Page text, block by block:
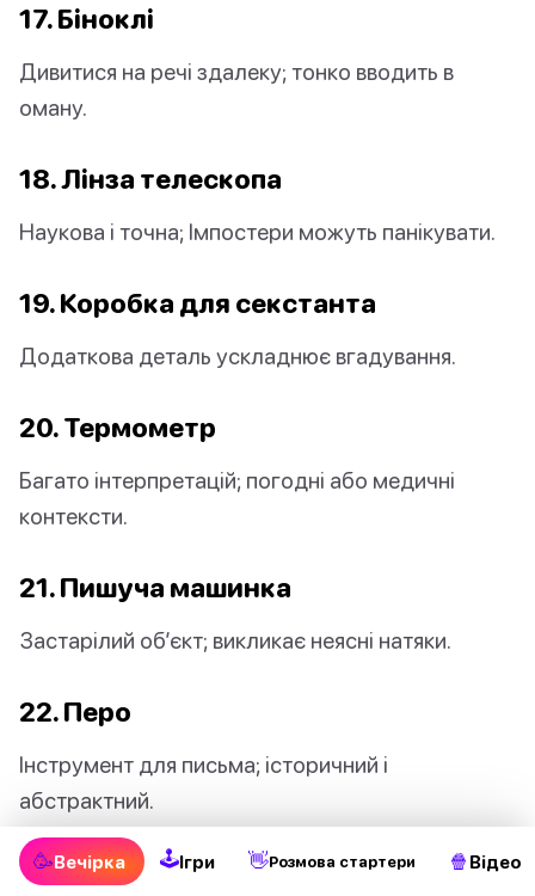
17. Біноклі
Дивитися на речі здалеку; тонко вводить в
оману.
18. Лінза телескопа
Наукова і точна; Імпостери можуть панікувати.
19. Коробка для секстанта
Додаткова деталь ускладнює вгадування.
20. Термометр
Багато інтерпретацій; погодні або медичні
контексти.
21. Пишуча машинка
Застарілий об’єкт; викликає неясні натяки.
22. Перо
Інструмент для письма; історичний і
абстрактний.
👉 Для тебе пропонується:17 веселих
🥳Вечірка 🕹Ігри 👋Pозмова стартери 🍿 Відео